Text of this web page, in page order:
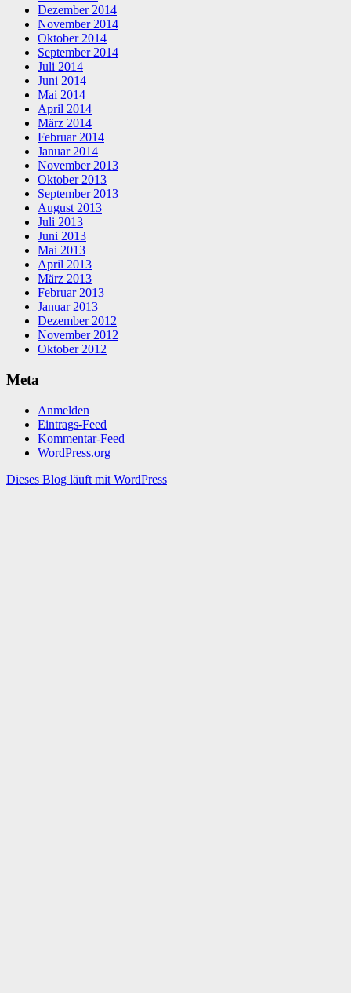
Dezember 2014
November 2014
Oktober 2014
September 2014
Juli 2014
Juni 2014
Mai 2014
April 2014
März 2014
Februar 2014
Januar 2014
November 2013
Oktober 2013
September 2013
August 2013
Juli 2013
Juni 2013
Mai 2013
April 2013
März 2013
Februar 2013
Januar 2013
Dezember 2012
November 2012
Oktober 2012
Meta
Anmelden
Eintrags-Feed
Kommentar-Feed
WordPress.org
Dieses Blog läuft mit WordPress